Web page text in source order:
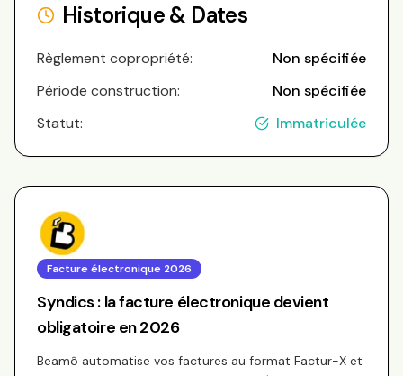
Historique & Dates
Règlement copropriété:
Non spécifiée
Période construction:
Non spécifiée
Statut:
Immatriculée
Facture électronique 2026
Syndics : la facture électronique devient
obligatoire en 2026
Beamô automatise vos factures au format Factur-X et